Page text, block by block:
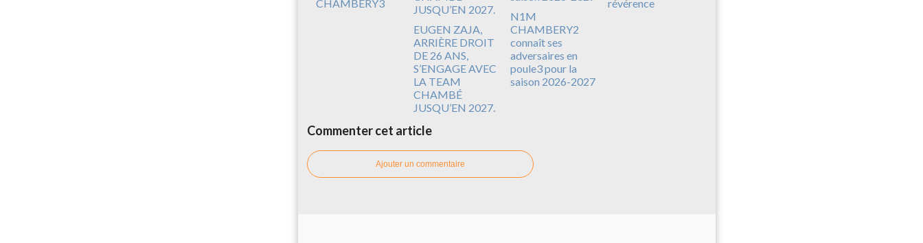
CHAMBERY3
EUGEN ZAJA,
ARRIÈRE DROIT
DE 26 ANS,
S’ENGAGE AVEC
LA TEAM
CHAMBÉ
JUSQU’EN 2027.
N1M
CHAMBERY2
connaît ses
adversaires en
poule3 pour la
saison 2026-2027
révérence
Commenter cet article
Ajouter un commentaire